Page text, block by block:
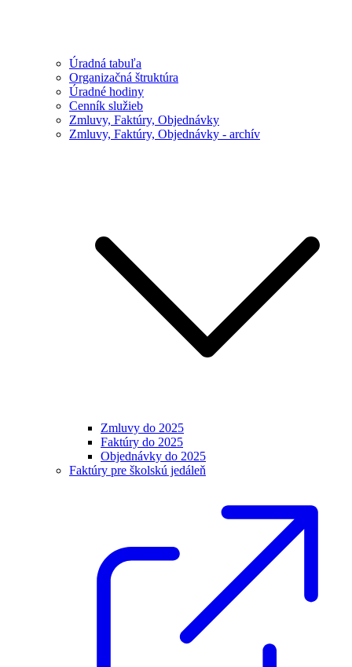
Úradná tabuľa
Organizačná štruktúra
Úradné hodiny
Cenník služieb
Zmluvy, Faktúry, Objednávky
Zmluvy, Faktúry, Objednávky - archív
Zmluvy do 2025
Faktúry do 2025
Objednávky do 2025
Faktúry pre školskú jedáleň